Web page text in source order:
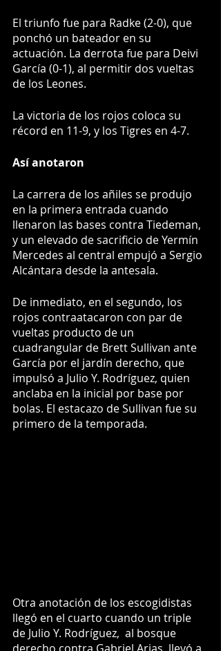
El triunfo fue para Radke (2-0), que
ponchó un bateador en su
actuación. La derrota fue para Deivi
García (0-1), al permitir dos vueltas
de los Leones.
La victoria de los rojos coloca su
récord en 11-9, y los Tigres en 4-7.
Así anotaron
La carrera de los añiles se produjo
en la primera entrada cuando
llenaron las bases contra Tiedeman,
y un elevado de sacrificio de Yermín
Mercedes al central empujó a Sergio
Alcántara desde la antesala.
De inmediato, en el segundo, los
rojos contraatacaron con par de
vueltas producto de un
cuadrangular de Brett Sullivan ante
García por el jardín derecho, que
impulsó a Julio Y. Rodríguez, quien
anclaba en la inicial por base por
bolas. El estacazo de Sullivan fue su
primero de la temporada.
Otra anotación de los escogidistas
llegó en el cuarto cuando un triple
de Julio Y. Rodríguez,  al bosque